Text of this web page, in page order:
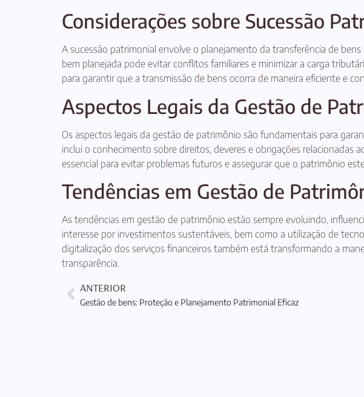
Considerações sobre Sucessão
A sucessão patrimonial envolve o planejamento da transferência de
bem planejada pode evitar conflitos familiares e minimizar a carga
para garantir que a transmissão de bens ocorra de maneira eficiente e
Aspectos Legais da Gestão de
Os aspectos legais da gestão de patrimônio são fundamentais para
inclui o conhecimento sobre direitos, deveres e obrigações relacionadas
essencial para evitar problemas futuros e assegurar que o patrimônio
Tendências em Gestão de
As tendências em gestão de patrimônio estão sempre evoluindo,
interesse por investimentos sustentáveis, bem como a utilização de
digitalização dos serviços financeiros também está transformando a
transparência.
ANTERIOR
Gestão de bens: Proteção e Planejamento Patrimonial Eficaz